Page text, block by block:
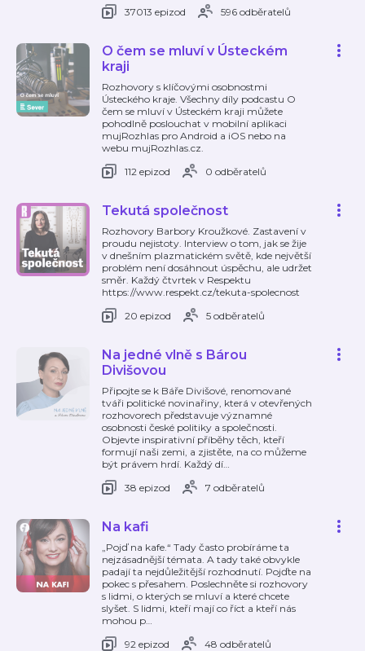
37013 epizod
596 odběratelů
O čem se mluví v Ústeckém
kraji
Rozhovory s klíčovými osobnostmi
Ústeckého kraje. Všechny díly podcastu O
čem se mluví v Ústeckém kraji můžete
pohodlně poslouchat v mobilní aplikaci
mujRozhlas pro Android a iOS nebo na
webu mujRozhlas.cz.
112 epizod
0 odběratelů
Tekutá společnost
Rozhovory Barbory Kroužkové. Zastavení v
proudu nejistoty. Interview o tom, jak se žije
v dnešním plazmatickém světě, kde největší
problém není dosáhnout úspěchu, ale udržet
směr. Každý čtvrtek v Respektu
https://www.respekt.cz/tekuta-spolecnost
20 epizod
5 odběratelů
Na jedné vlně s Bárou
Divišovou
Připojte se k Báře Divišové, renomované
tváři politické novinařiny, která v otevřených
rozhovorech představuje významné
osobnosti české politiky a společnosti.
Objevte inspirativní příběhy těch, kteří
formují naši zemi, a zjistěte, na co můžeme
být právem hrdí. Každý dí…
38 epizod
7 odběratelů
Na kafi
„Pojď na kafe.“ Tady často probíráme ta
nejzásadnější témata. A tady také obvykle
padají ta nejdůležitější rozhodnutí. Pojďte na
pokec s přesahem. Poslechněte si rozhovory
s lidmi, o kterých se mluví a které chcete
slyšet. S lidmi, kteří mají co říct a kteří nás
mohou p…
92 epizod
48 odběratelů